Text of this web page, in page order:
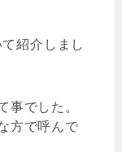
紹介しまし
事でした。
方で呼んで